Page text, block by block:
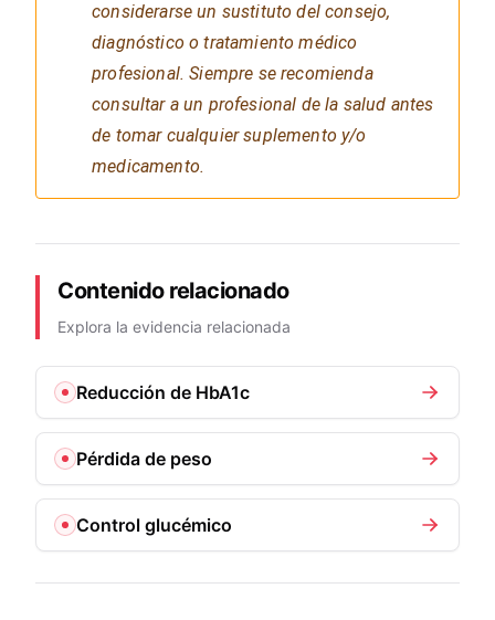
considerarse un sustituto del consejo,
diagnóstico o tratamiento médico
profesional. Siempre se recomienda
consultar a un profesional de la salud antes
de tomar cualquier suplemento y/o
medicamento.
Contenido relacionado
Explora la evidencia relacionada
Reducción de HbA1c
Pérdida de peso
Control glucémico